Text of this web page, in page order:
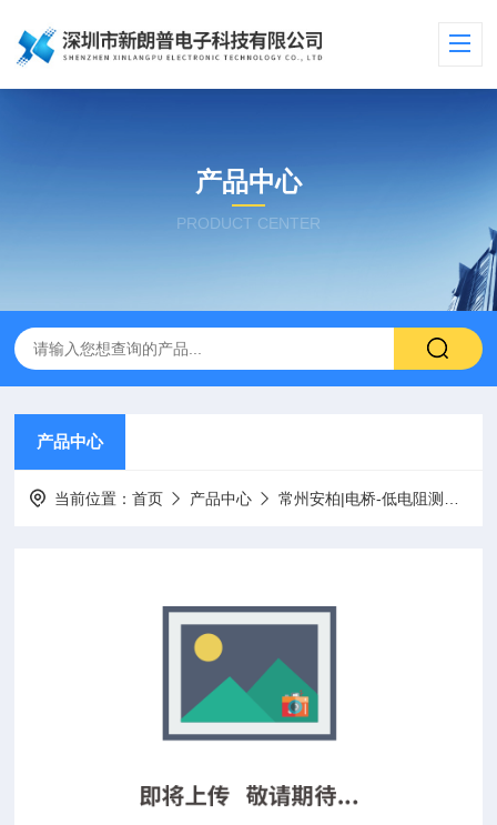
产品中心
PRODUCT CENTER
产品中心
当前位置：首页 产品中心 常州安柏|电桥-低电阻测试仪-电池内阻测试仪-漏电绝缘电阻测试仪-负载